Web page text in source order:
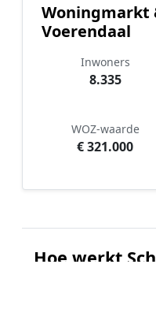
Woningmarkt
Voerendaal
Inwoners
8.335
WOZ-waarde
€ 321.000
Hoe werkt